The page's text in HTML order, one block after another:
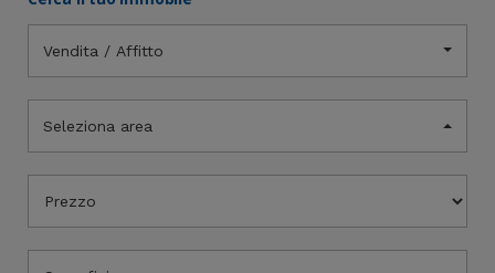
Vendita / Affitto
Seleziona area